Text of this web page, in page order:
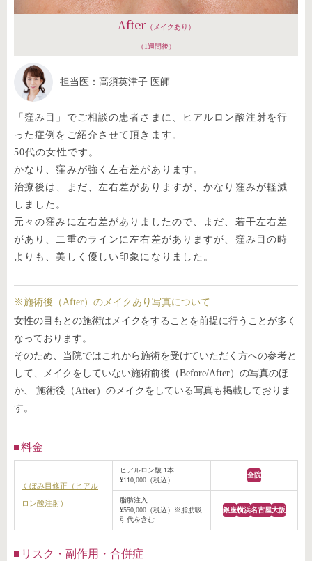
After（メイクあり）
（1週間後）
担当医：高須英津子 医師
「窪み目」でご相談の患者さまに、ヒアルロン酸注射を行
った症例をご紹介させて頂きます。
50代の女性です。
かなり、窪みが強く左右差があります。
治療後は、まだ、左右差がありますが、かなり窪みが軽減
しました。
元々の窪みに左右差がありましたので、まだ、若干左右差
があり、二重のラインに左右差がありますが、窪み目の時
よりも、美しく優しい印象になりました。
※施術後（After）のメイクあり写真について
女性の目もとの施術はメイクをすることを前提に行うことが多く
なっております。
そのため、当院ではこれから施術を受けていただく方への参考と
して、メイクをしていない施術前後（Before/After）の写真のほ
か、 施術後（After）のメイクをしている写真も掲載しておりま
す。
料金
くぼみ目修正（ヒアル
ロン酸注射）
ヒアルロン酸 1本
¥110,000（税込）
全院
脂肪注入
¥550,000（税込）※脂肪吸
引代を含む
銀座横浜名古屋大阪
リスク・副作用・合併症